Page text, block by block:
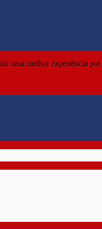
uma melhor experiência